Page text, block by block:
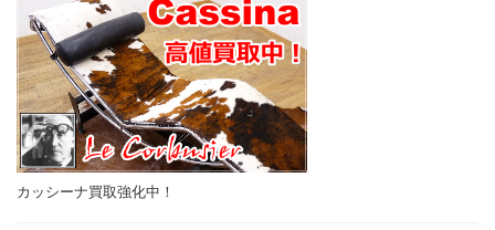
カッシーナ買取強化中！